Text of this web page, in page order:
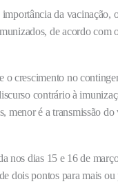
da
de acordo com
o crescimento no
contrário à
menor é a transmissão do
nos dias 15 e 16 de
dois pontos para mais ou